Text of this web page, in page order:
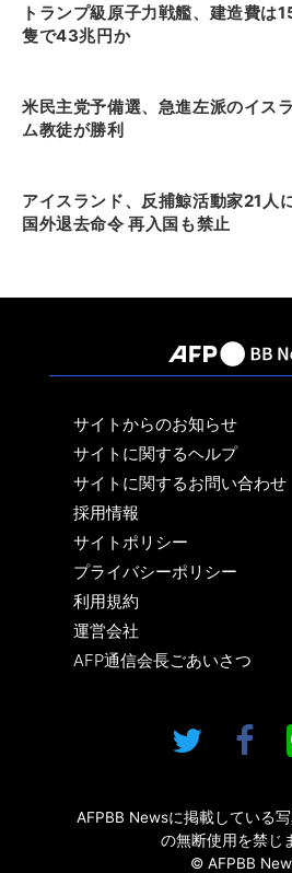
トランプ級原子力戦艦、建造費は
隻で43兆円か
米民主党予備選、急進左派のイスラ
ム教徒が勝利
アイスランド、反捕鯨活動家21人
国外退去命令 再入国も禁止
サイトからのお知らせ
サイトに関するヘルプ
サイトに関するお問い合わせ
採用情報
サイトポリシー
プライバシーポリシー
利用規約
運営会社
AFP通信会長ごあいさつ
AFPBB Newsに掲載している
の無断使用を禁じ
© AFPBB